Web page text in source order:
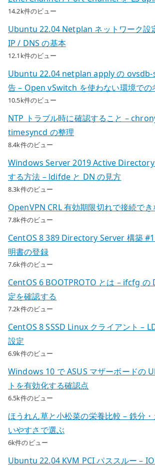
14.2k件のビュー
Ubuntu 22.04 Netplan ネットワーク設
IP / DNS の基本
12.1k件のビュー
Ubuntu 22.04 netplan apply の ovsdb-
告 – Open vSwitch を使わない環境での
10.5k件のビュー
NTP トラブル時に確認すること –
timesyncd の整理
8.4k件のビュー
Windows Server 2019 Active Directory
する方法 – ldifde と DN の見方
8.3k件のビュー
OpenVPN CRL 有効期限切れで接続で
7.8k件のビュー
CentOS 8 389 Directory Server 構築 #1
明書の登録
7.6k件のビュー
CentOS 6 BOOTPROTO とは – ifcfg の
定を確認する
7.2k件のビュー
CentOS 8 SSSD Linux クライアント –
設定
6.9k件のビュー
Windows 10 で ASUS マザーボードの
トを有効化する確認点
6.5k件のビュー
ほうれん草と小松菜の栄養比較 – 鉄分
いやすさで選ぶ
6k件のビュー
Ubuntu 22.04 KVM PCI パススルー –